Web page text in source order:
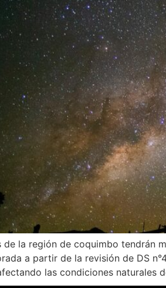
de la región de coquimbo tendrán
a partir de la revisión de DS
las condiciones naturales